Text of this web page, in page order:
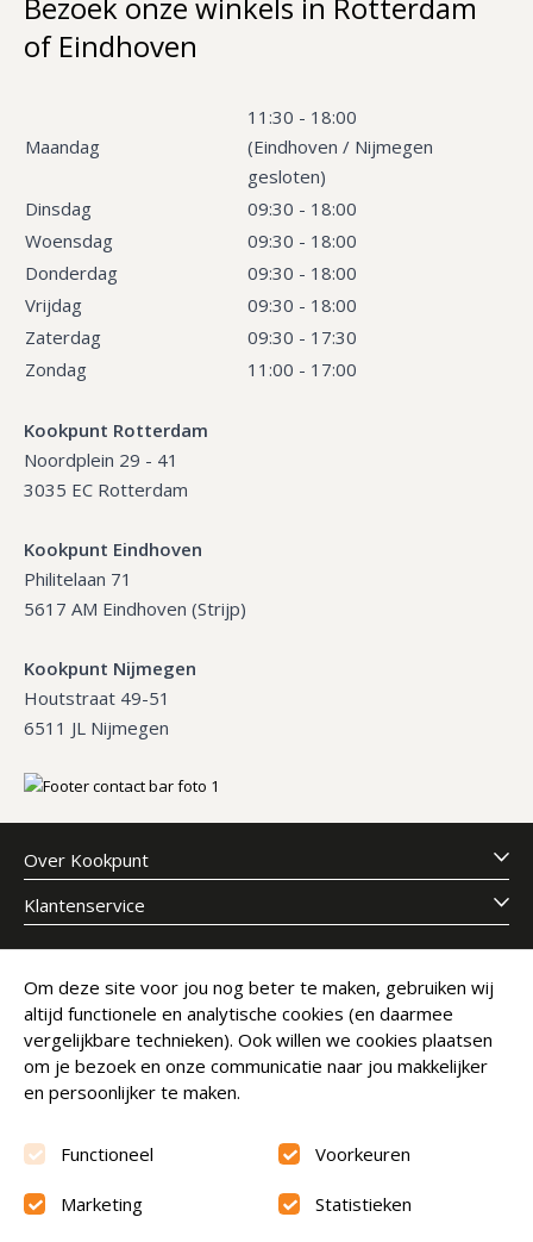
of Eindhoven
Maandag
11:30 - 18:00
(Eindhoven / Nijmegen
gesloten)
Dinsdag
09:30 - 18:00
Woensdag
09:30 - 18:00
Donderdag
09:30 - 18:00
Vrijdag
09:30 - 18:00
Zaterdag
09:30 - 17:30
Zondag
11:00 - 17:00
Kookpunt Rotterdam
Noordplein 29 - 41
3035 EC Rotterdam
Kookpunt Eindhoven
Philitelaan 71
5617 AM Eindhoven (Strijp)
Kookpunt Nijmegen
Houtstraat 49-51
6511 JL Nijmegen
Over Kookpunt
Klantenservice
Meld je aan voor onze nieuwsbrief
E-mailadres
Abonneer
Beoordeling9.6
Om deze site voor jou nog beter te maken, gebruiken wij
altijd functionele en analytische cookies (en daarmee
vergelijkbare technieken). Ook willen we cookies plaatsen
om je bezoek en onze communicatie naar jou makkelijker
en persoonlijker te maken.
Functioneel Voorkeuren
Marketing Statistieken